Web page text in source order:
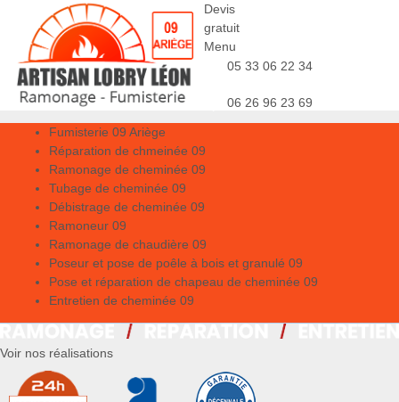
Devis
gratuit
Menu
05 33 06 22 34
06 26 96 23 69
Fumisterie 09 Ariège
Réparation de chmeinée 09
Ramonage de cheminée 09
Tubage de cheminée 09
Débistrage de cheminée 09
Ramoneur 09
Ramonage de chaudière 09
Poseur et pose de poêle à bois et granulé 09
Pose et réparation de chapeau de cheminée 09
Entretien de cheminée 09
Voir nos réalisations